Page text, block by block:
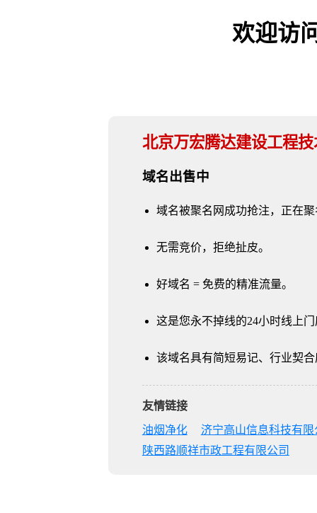
欢迎访
北京万宏腾达建设工程
域名出售中
域名被聚名网成功抢注，正在
无需竞价，拒绝扯皮。
好域名 = 免费的精准流量。
这是您永不掉线的24小时线上
该域名具有简短易记、行业契
友情链接
油烟净化
济宁高山信息科技有限
陕西路顺祥市政工程有限公司